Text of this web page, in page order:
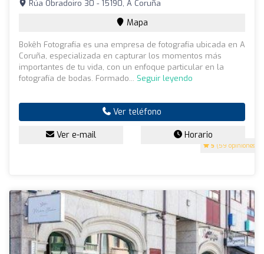
5 (59 opiniones)
Rúa Obradoiro 30 - 15190, A Coruña
Mapa
Bokêh Fotografía es una empresa de fotografía ubicada en A
Coruña, especializada en capturar los momentos más
importantes de tu vida, con un enfoque particular en la
fotografía de bodas. Formado... Seguir leyendo
Ver teléfono
Ver e-mail Horario